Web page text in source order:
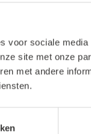
voor sociale media
site met onze
met andere
hoef je
verwerkt in
in- en